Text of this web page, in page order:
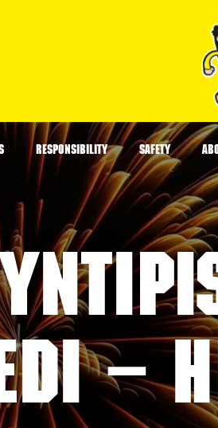
RESPONSIBILITY SAFETY
–